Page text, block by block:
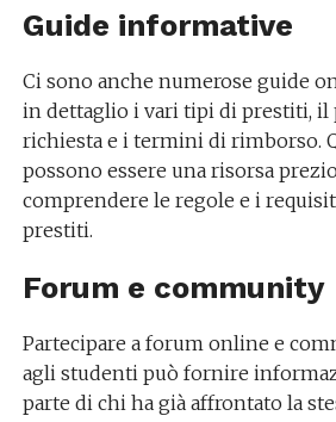
Guide informative
Ci sono anche numerose guide
in dettaglio i vari tipi di prestiti, il
richiesta e i termini di rimborso.
possono essere una risorsa
comprendere le regole e i
prestiti.
Forum e community
Partecipare a forum online e
agli studenti può fornire
parte di chi ha già affrontato la